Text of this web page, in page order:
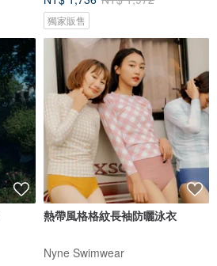
獨家販售
熱帶風格格紋長袖防曬泳衣
Nyne Swimwear